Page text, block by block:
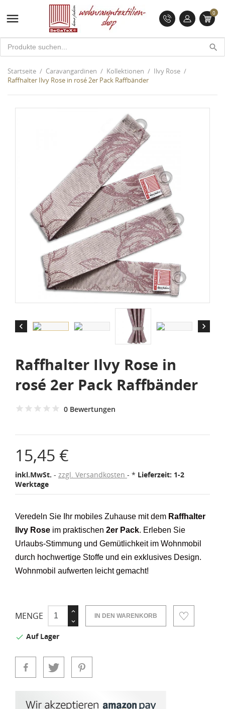
 0
search
Startseite Caravangardinen Kollektionen
Ilvy Rose
Raffhalter Ilvy Rose in rosé 2er Pack Raffbänder
 
Raffhalter Ilvy Rose in
rosé 2er Pack Raffbänder
0 Bewertungen
15,45 €
inkl.MwSt. zzgl. Versandkosten * Lieferzeit: 1-2
Werktage
Veredeln Sie Ihr mobiles Zuhause mit dem Raffhalter
Ilvy Rose im praktischen 2er Pack. Erleben Sie
Urlaubs-Stimmung und Gemütlichkeit im Wohnmobil
durch hochwertige Stoffe und ein exklusives Design.
Wohnmobil aufwerten leicht gemacht!
MENGE IN DEN WARENKORB
 Auf Lager